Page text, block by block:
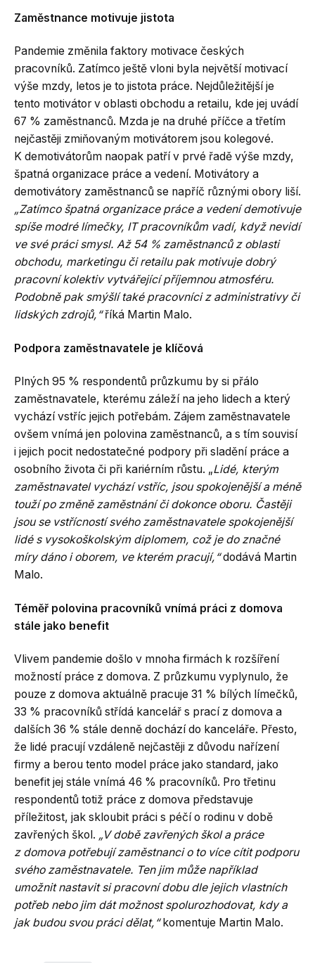
Zaměstnance motivuje jistota
Pandemie změnila faktory motivace českých
pracovníků. Zatímco ještě vloni byla největší motivací
výše mzdy, letos je to jistota práce. Nejdůležitější je
tento motivátor v oblasti obchodu a retailu, kde jej uvádí
67 % zaměstnanců. Mzda je na druhé příčce a třetím
nejčastěji zmiňovaným motivátorem jsou kolegové.
K demotivátorům naopak patří v prvé řadě výše mzdy,
špatná organizace práce a vedení. Motivátory a
demotivátory zaměstnanců se napříč různými obory liší.
„Zatímco špatná organizace práce a vedení demotivuje
spíše modré límečky, IT pracovníkům vadí, když nevidí
ve své práci smysl. Až 54 % zaměstnanců z oblasti
obchodu, marketingu či retailu pak motivuje dobrý
pracovní kolektiv vytvářející příjemnou atmosféru.
Podobně pak smýšlí také pracovníci z administrativy či
lidských zdrojů,“říká Martin Malo.
Podpora zaměstnavatele je klíčová
Plných 95 % respondentů průzkumu by si přálo
zaměstnavatele, kterému záleží na jeho lidech a který
vychází vstříc jejich potřebám. Zájem zaměstnavatele
ovšem vnímá jen polovina zaměstnanců, a s tím souvisí
i jejich pocit nedostatečné podpory při sladění práce a
osobního života či při kariérním růstu. „Lidé, kterým
zaměstnavatel vychází vstříc, jsou spokojenější a méně
touží po změně zaměstnání či dokonce oboru. Častěji
jsou se vstřícností svého zaměstnavatele spokojenější
lidé s vysokoškolským diplomem, což je do značné
míry dáno i oborem, ve kterém pracují,“dodává Martin
Malo.
Téměř polovina pracovníků vnímá práci z domova
stále jako benefit
Vlivem pandemie došlo v mnoha firmách k rozšíření
možností práce z domova. Z průzkumu vyplynulo, že
pouze z domova aktuálně pracuje 31 % bílých límečků,
33 % pracovníků střídá kancelář s prací z domova a
dalších 36 % stále denně dochází do kanceláře. Přesto,
že lidé pracují vzdáleně nejčastěji z důvodu nařízení
firmy a berou tento model práce jako standard, jako
benefit jej stále vnímá 46 % pracovníků. Pro třetinu
respondentů totiž práce z domova představuje
příležitost, jak skloubit práci s péčí o rodinu v době
zavřených škol. „V době zavřených škol a práce
z domova potřebují zaměstnanci o to více cítit podporu
svého zaměstnavatele. Ten jim může například
umožnit nastavit si pracovní dobu dle jejich vlastních
potřeb nebo jim dát možnost spolurozhodovat, kdy a
jak budou svou práci dělat,“komentuje Martin Malo.